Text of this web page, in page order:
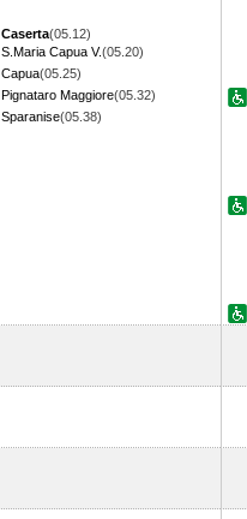
Caserta(05.12)
S.Maria Capua V.(05.20)
Capua(05.25)
Pignataro Maggiore(05.32)
Sparanise(05.38)